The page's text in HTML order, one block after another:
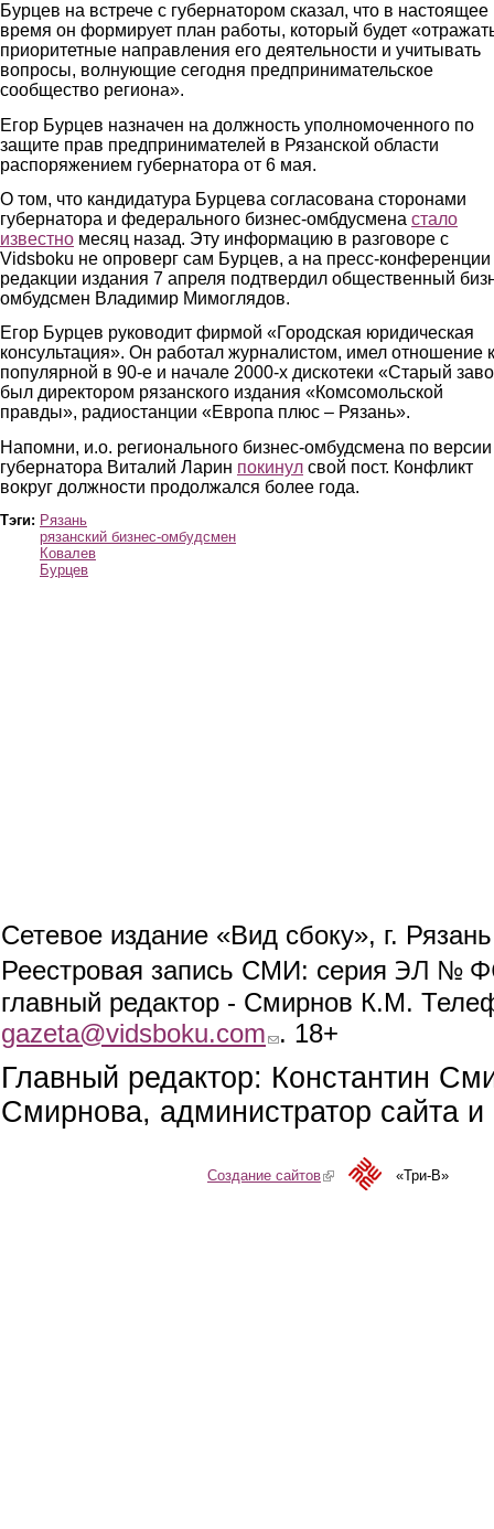
Бурцев на встрече с губернатором сказал, что в настоящее
время он формирует план работы, который будет
приоритетные направления его деятельности и учитывать
вопросы, волнующие сегодня предпринимательское
сообщество региона».
Егор Бурцев назначен на должность уполномоченного по
защите прав предпринимателей в Рязанской области
распоряжением губернатора от 6 мая.
О том, что кандидатура Бурцева согласована сторонами
губернатора и федерального бизнес-омбдусмена стало
известно месяц назад. Эту информацию в разговоре с
Vidsboku не опроверг сам Бурцев, а на пресс-конференции
редакции издания 7 апреля подтвердил общественный
омбудсмен Владимир Мимоглядов.
Егор Бурцев руководит фирмой «Городская юридическая
консультация». Он работал журналистом, имел отношение к
популярной в 90-е и начале 2000-х дискотеки «Старый
был директором рязанского издания «Комсомольской
правды», радиостанции «Европа плюс – Рязань».
Напомни, и.о. регионального бизнес-омбудсмена по версии
губернатора Виталий Ларин покинул свой пост. Конфликт
вокруг должности продолжался более года.
Тэги: Рязань
рязанский бизнес-омбудсмен
Ковалев
Бурцев
Сетевое издание «Вид сбоку», г.
Реестровая запись СМИ: серия ЭЛ №
главный редактор - Смирнов К.М.
gazeta@vidsboku.com (link sends e-mail)
. 18+
Главный редактор: Константин
Смирнова, администратор сайта
Создание сайтов(link is external)«Три-В»